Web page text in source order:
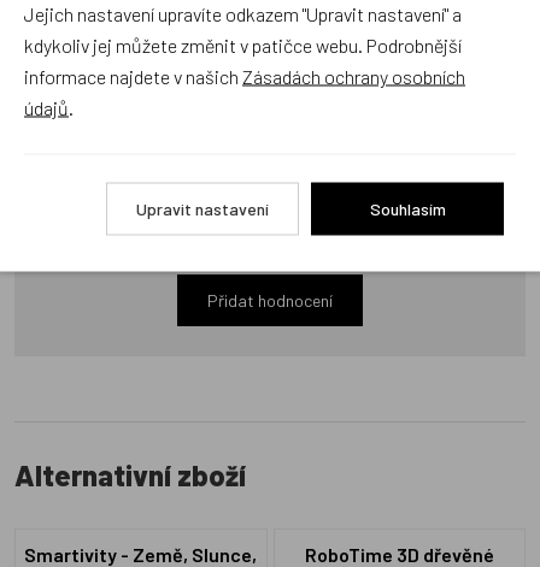
Produkt zatím nemá žádné hodnocení,
buďte první, kdo
produkt ohodnotí!
Přidat hodnocení
Alternativní zboží
Smartivity - Země, Slunce,
RoboTime 3D dřevěné
Jejich nastavení upravíte odkazem "Upravit nastavení" a
kdykoliv jej můžete změnit v patičce webu. Podrobnější
informace najdete v našich Zásadách ochrany osobních
údajů
Upravit nastavení Souhlasím